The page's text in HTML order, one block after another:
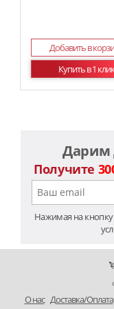
Добавить в
Купить в 1
Дарим
Получите
Нажимая на
O нас Доставка/Оплата